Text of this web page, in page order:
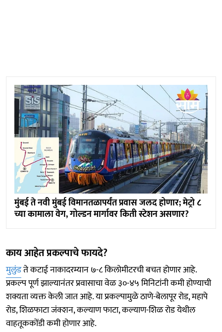
मुंबई ते नवी मुंबई विमानतळापर्यंत प्रवास जलद होणार; मेट्रो ८
च्या कामाला वेग, गोल्डन मार्गावर किती स्टेशन असणार?
काय आहेत प्रकल्पाचे फायदे?
मुलुंडते कटाई नाकादरम्यान ७-८ किलोमीटरची बचत होणार आहे.
प्रकल्प पूर्ण झाल्यानंतर प्रवासाचा वेळ ३०-४५ मिनिटांनी कमी होण्याची
शक्यता व्यक्त केली जात आहे. या प्रकल्पामुळे ठाणे-बेलापूर रोड, महापे
रोड, शिळफाटा जंक्शन, कल्याण फाटा, कल्याण-शिळ रोड येथील
वाहतूककोंडी कमी होणार आहे.